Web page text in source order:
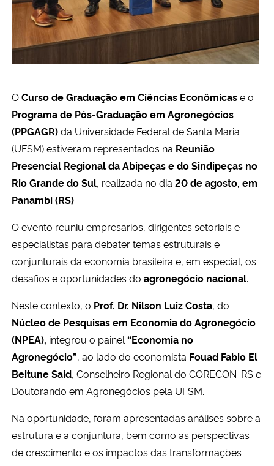
OCurso de Graduação em Ciências Econômicase o
Programa de Pós-Graduação em Agronegócios
(PPGAGR)da Universidade Federal de Santa Maria
(UFSM) estiveram representados na Reunião
Presencial Regional da Abipeças e do Sindipeças no
Rio Grande do Sul, realizada no dia 20 de agosto, em
Panambi (RS).
O evento reuniu empresários, dirigentes setoriais e
especialistas para debater temas estruturais e
conjunturais da economia brasileira e, em especial, os
desafios e oportunidades do agronegócio nacional.
Neste contexto, o Prof. Dr. Nilson Luiz Costa, do
Núcleo de Pesquisas em Economia do Agronegócio
(NPEA), integrou o painel “Economia no
Agronegócio”, ao lado do economista Fouad Fabio El
Beitune Said, Conselheiro Regional do CORECON-RS e
Doutorando em Agronegócios pela UFSM.
Na oportunidade, foram apresentadas análises sobre a
estrutura e a conjuntura, bem como as perspectivas
de crescimento e os impactos das transformações